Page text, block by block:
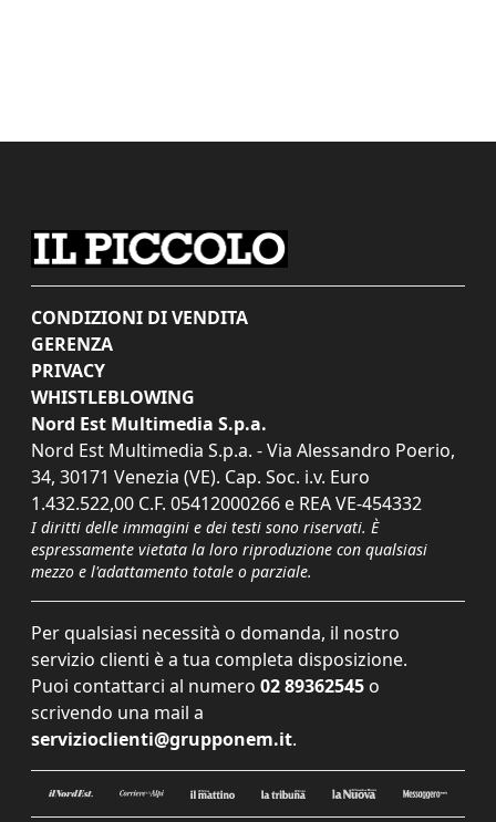
CONDIZIONI DI VENDITA
GERENZA
PRIVACY
WHISTLEBLOWING
Nord Est Multimedia S.p.a.
Nord Est Multimedia S.p.a. - Via Alessandro Poerio,
34, 30171 Venezia (VE). Cap. Soc. i.v. Euro
1.432.522,00 C.F. 05412000266 e REA VE-454332
I diritti delle immagini e dei testi sono riservati. È
espressamente vietata la loro riproduzione con qualsiasi
mezzo e l'adattamento totale o parziale.
Per qualsiasi necessità o domanda, il nostro
servizio clienti è a tua completa disposizione.
Puoi contattarci al numero 02 89362545 o
scrivendo una mail a
servizioclienti@grupponem.it.